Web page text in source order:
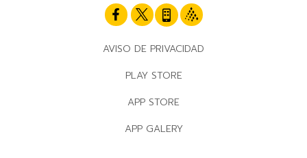
AVISO DE PRIVACIDAD
PLAY STORE
APP STORE
APP GALERY